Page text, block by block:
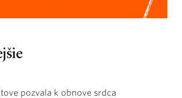
pozvala k obnove srdca